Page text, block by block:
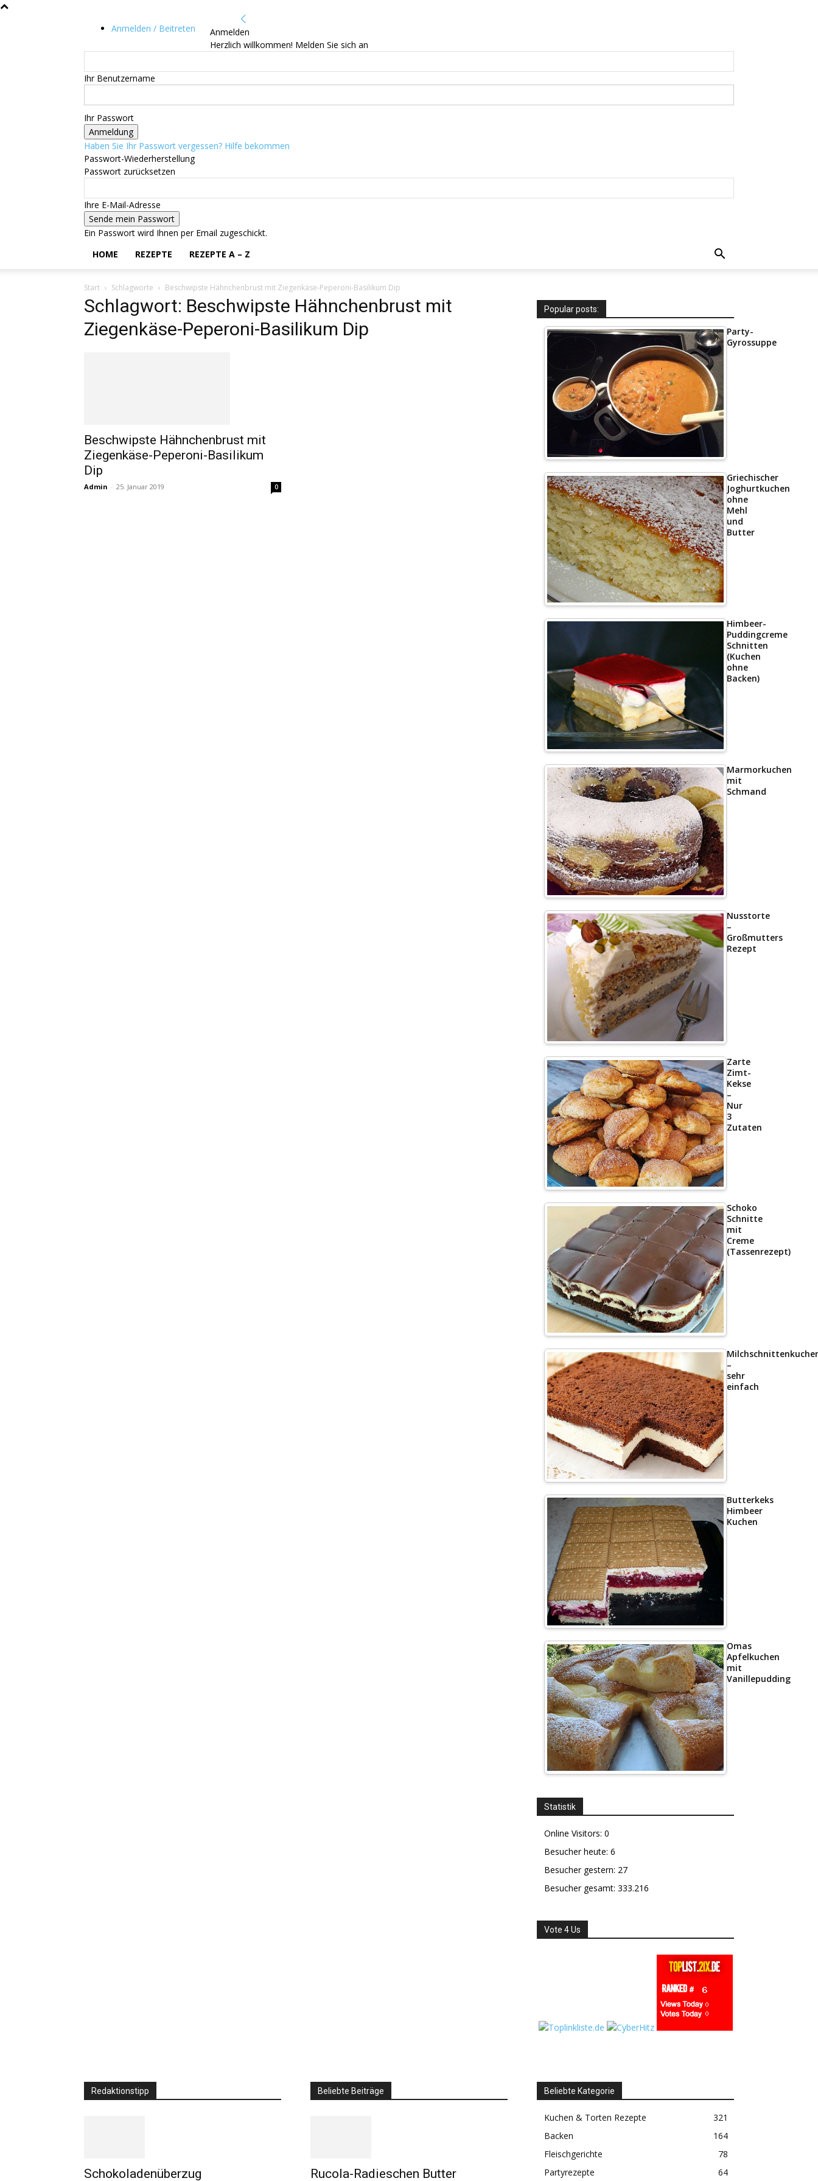
Anmelden / Beitreten
Anmelden
Herzlich willkommen! Melden Sie sich an
Ihr Benutzername
Ihr Passwort
Haben Sie Ihr Passwort vergessen? Hilfe bekommen
Passwort-Wiederherstellung
Passwort zurücksetzen
Ihre E-Mail-Adresse
Ein Passwort wird Ihnen per Email zugeschickt.
HOME
REZEPTE REZEPTE A – Z
Start Schlagworte Beschwipste Hähnchenbrust mit Ziegenkäse-Peperoni-Basilikum Dip
Schlagwort: Beschwipste Hähnchenbrust mit
Ziegenkäse-Peperoni-Basilikum Dip
Beschwipste Hähnchenbrust mit
Ziegenkäse-Peperoni-Basilikum
Dip
Admin - 25. Januar 2019 0
Popular posts:
Party-
Gyrossuppe
Griechischer
Joghurtkuchen
ohne
Mehl
und
Butter
Himbeer-
Puddingcreme
Schnitten
(Kuchen
ohne
Backen)
Marmorkuchen
mit
Schmand
Nusstorte
–
Großmutters
Rezept
Zarte
Zimt-
Kekse
–
Nur
3
Zutaten
Schoko
Schnitte
mit
Creme
(Tassenrezept)
–
sehr
einfach
Butterkeks
Himbeer
Kuchen
Omas
Apfelkuchen
mit
Vanillepudding
Statistik
Online Visitors: 0
Besucher heute: 6
Besucher gestern: 27
Besucher gesamt: 333.216
Vote 4 Us
Redaktionstipp
Schokoladenüberzug
Beliebte Beiträge
Rucola-Radieschen Butter
Beliebte Kategorie
Kuchen & Torten Rezepte
321
Backen
164
Fleischgerichte
78
Partyrezepte
64